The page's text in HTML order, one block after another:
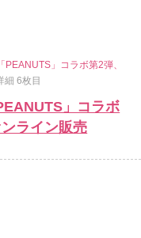
」コラボ第2弾、
細 6枚目
」コラボ
ライン販売